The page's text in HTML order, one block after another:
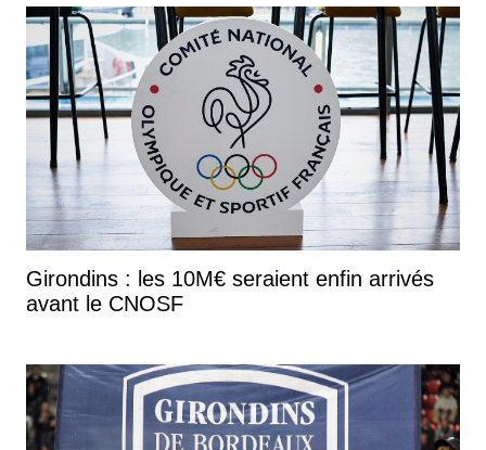
Girondins : les 10M€ seraient enfin arrivés
avant le CNOSF